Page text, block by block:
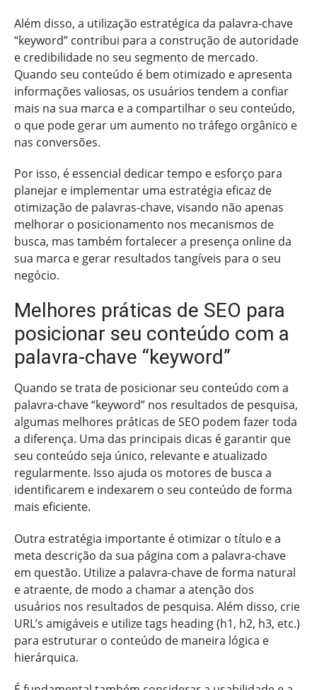
Além disso, a utilização estratégica da palavra-chave
“keyword” contribui para a construção de autoridade
e credibilidade no seu segmento de mercado.
Quando seu conteúdo é bem otimizado e apresenta
informações valiosas, os usuários tendem a confiar
mais na sua marca e a compartilhar o seu conteúdo,
o que pode gerar um aumento no tráfego orgânico e
nas conversões.
Por isso, é essencial dedicar tempo e esforço para
planejar e implementar uma estratégia eficaz de
otimização de palavras-chave, visando não apenas
melhorar o posicionamento nos mecanismos de
busca, mas também fortalecer a presença online da
sua marca e gerar resultados tangíveis para o seu
negócio.
Melhores práticas de SEO para
posicionar seu conteúdo com a
palavra-chave “keyword”
Quando se trata de posicionar seu conteúdo com a
palavra-chave “keyword” nos resultados de pesquisa,
algumas melhores práticas de SEO podem fazer toda
a diferença. Uma das principais dicas é garantir que
seu conteúdo seja único, relevante e atualizado
regularmente. Isso ajuda os motores de busca a
identificarem e indexarem o seu conteúdo de forma
mais eficiente.
Outra estratégia importante é otimizar o título e a
meta descrição da sua página com a palavra-chave
em questão. Utilize a palavra-chave de forma natural
e atraente, de modo a chamar a atenção dos
usuários nos resultados de pesquisa. Além disso, crie
URL’s amigáveis e utilize tags heading (h1, h2, h3, etc.)
para estruturar o conteúdo de maneira lógica e
hierárquica.